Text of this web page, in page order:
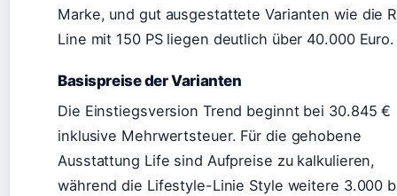
Marke, und gut ausgestattete Varianten wie die
Line mit 150 PS liegen deutlich über 40.000 Euro.
Basispreise der Varianten
Die Einstiegsversion Trend beginnt bei 30.845 €
inklusive Mehrwertsteuer. Für die gehobene
Ausstattung Life sind Aufpreise zu kalkulieren,
während die Lifestyle-Linie Style weitere 3.000